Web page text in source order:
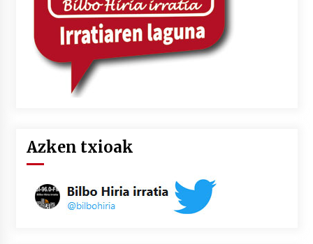
2026/07/02
Azken txioak